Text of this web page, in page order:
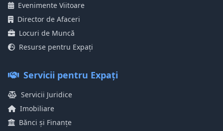
Evenimente Viitoare
Director de Afaceri
Locuri de Muncă
Resurse pentru Expați
Servicii pentru Expați
Servicii Juridice
Imobiliare
Bănci și Finanțe